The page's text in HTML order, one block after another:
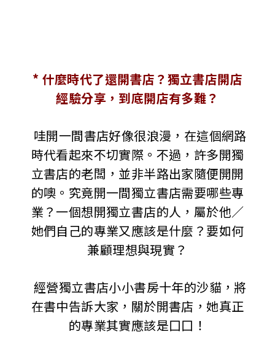
* 什麼時代了還開書店？獨立書店開店
經驗分享，到底開店有多難？
哇開一間書店好像很浪漫，在這個網路
時代看起來不切實際。不過，許多開獨
立書店的老闆，並非半路出家隨便開開
的噢。究竟開一間獨立書店需要哪些專
業？一個想開獨立書店的人，屬於他／
她們自己的專業又應該是什麼？要如何
兼顧理想與現實？
經營獨立書店小小書房十年的沙貓，將
在書中告訴大家，關於開書店，她真正
的專業其實應該是囗囗！